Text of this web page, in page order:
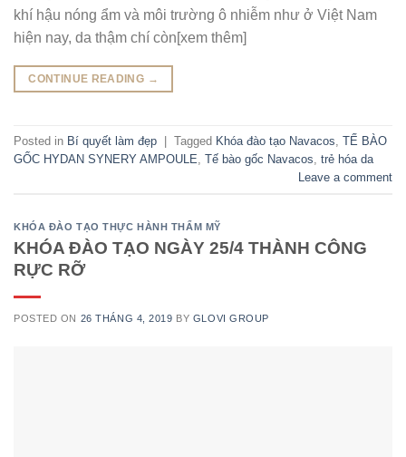
khí hậu nóng ẩm và môi trường ô nhiễm như ở Việt Nam
hiện nay, da thậm chí còn[xem thêm]
CONTINUE READING →
Posted in Bí quyết làm đẹp | Tagged Khóa đào tạo Navacos TẾ BÀO
GỐC HYDAN SYNERY AMPOULE Tế bào gốc Navacos trẻ hóa da
Leave a comment
KHÓA ĐÀO TẠO THỰC HÀNH THẨM MỸ
KHÓA ĐÀO TẠO NGÀY 25/4 THÀNH CÔNG
RỰC RỠ
POSTED ON 26 THÁNG 4, 2019 BY GLOVI GROUP